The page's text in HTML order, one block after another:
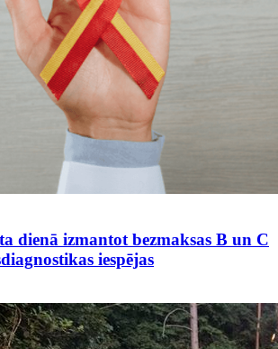
dienā izmantot bezmaksas B un C
iespējas